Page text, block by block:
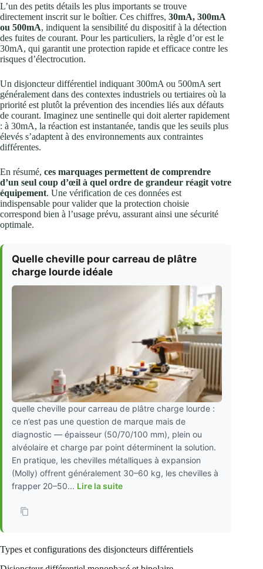
L’un des petits détails les plus importants se trouve
directement inscrit sur le boîtier. Ces chiffres, 30mA, 300mA
ou 500mA, indiquent la sensibilité du dispositif à la détection
des fuites de courant. Pour les particuliers, la règle d’or est le
30mA, qui garantit une protection rapide et efficace contre les
risques d’électrocution.
Un disjoncteur différentiel indiquant 300mA ou 500mA sert
généralement dans des contextes industriels ou tertiaires où la
priorité est plutôt la prévention des incendies liés aux défauts
de courant. Imaginez une sentinelle qui doit alerter rapidement
: à 30mA, la réaction est instantanée, tandis que les seuils plus
élevés s’adaptent à des environnements aux contraintes
différentes.
En résumé, ces marquages permettent de comprendre
d’un seul coup d’œil à quel ordre de grandeur réagit votre
équipement. Une vérification de ces données est
indispensable pour valider que la protection choisie
correspond bien à l’usage prévu, assurant ainsi une sécurité
optimale.
Quelle cheville pour carreau de plâtre
charge lourde idéale
quelle cheville pour carreau de plâtre charge lourde :
ce n’est pas une question de marque mais de
diagnostic — épaisseur (50/70/100 mm), plein ou
alvéolaire et charge par point déterminent la solution.
En pratique, les chevilles métalliques à expansion
(Molly) offrent généralement 30–60 kg, les chevilles à
frapper 20–50... Lire la suite
Types et configurations des disjoncteurs différentiels